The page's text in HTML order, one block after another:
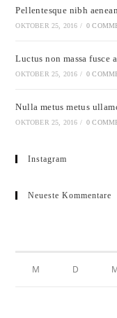
Pellentesque nibh
OKTOBER 25, 2016 / 0
Luctus non massa fusce
OKTOBER 25, 2016 / 0
Nulla metus metus
OKTOBER 25, 2016 / 0
Instagram
Neueste Kommentare
M D